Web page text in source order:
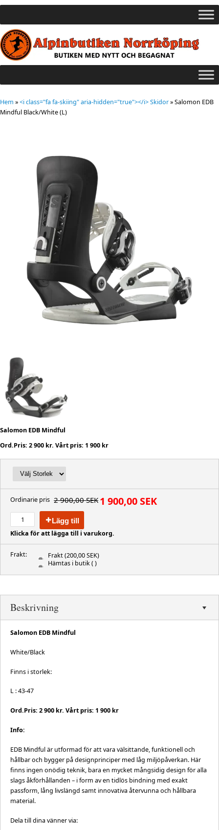
Hem »<i class="fa fa-skiing" aria-hidden="true"></i> Skidor»Salomon EDB
Mindful Black/White (L)
Salomon EDB Mindful
Ord.Pris: 2 900 kr. Vårt pris: 1 900 kr
Ordinarie pris 2 900,00 SEK 1 900,00 SEK
Lägg till
Klicka för att lägga till i varukorg.
Frakt: Frakt(200,00 SEK)
Hämtas i butik( )
Beskrivning
Salomon EDB Mindful
White/Black
Finns i storlek:
L : 43-47
Ord.Pris: 2 900 kr. Vårt pris: 1 900 kr
Info:
EDB Mindful är utformad för att vara välsittande, funktionell och
hållbar och bygger på designprinciper med låg miljöpåverkan. Här
finns ingen onödig teknik, bara en mycket mångsidig design för alla
slags åkförhållanden – i form av en tidlös bindning med exakt
passform, lång livslängd samt innovativa återvunna och hållbara
material.
Dela till dina vänner via: